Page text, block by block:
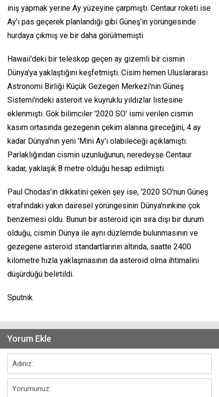
iniş yapmak yerine Ay yüzeyine çarpmıştı. Centaur roketi ise
Ay'ı pas geçerek planlandığı gibi Güneş'in yörüngesinde
hurdaya çıkmış ve bir daha görülmemişti.
Hawaii'deki bir teleskop geçen ay gizemli bir cismin
Dünya'ya yaklaştığını keşfetmişti. Cisim hemen Uluslararası
Astronomi Birliği Küçük Gezegen Merkezi'nin Güneş
Sistemi'ndeki asteroit ve kuyruklu yıldızlar listesine
eklenmişti. Gök bilimciler '2020 SO' ismi verilen cismin
kasım ortasında gezegenin çekim alanına gireceğini, 4 ay
kadar Dünya'nın yeni 'Mini Ay'ı olabileceği açıklamıştı.
Parlaklığından cismin uzunluğunun, neredeyse Centaur
kadar, yaklaşık 8 metre olduğu hesap edilmişti.
Paul Chodas'ın dikkatini çeken şey ise, '2020 SO'nun Güneş
etrafındaki yakın dairesel yörüngesinin Dünya'nınkine çok
benzemesi oldu. Bunun bir asteroid için sıra dışı bir durum
olduğu, cismin Dünya ile aynı düzlemde bulunmasının ve
gezegene asteroid standartlarının altında, saatte 2400
kilometre hızla yaklaşmasının da asteroid olma ihtimalini
düşürdüğü belirtildi.
Sputnik
Yorum Ekle